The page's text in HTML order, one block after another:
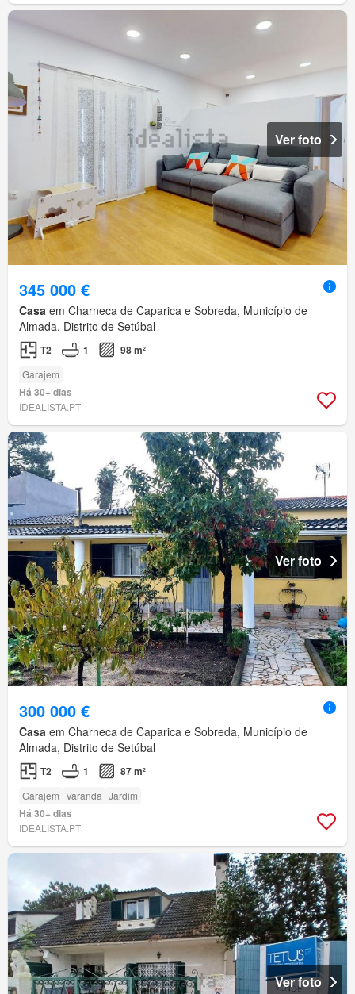
Ver foto
345 000 €
Casa em Charneca de Caparica e Sobreda, Município de
Almada, Distrito de Setúbal
T2 1 98 m²
Garajem
Há 30+ dias
IDEALISTA.PT
Ver foto
300 000 €
Casa em Charneca de Caparica e Sobreda, Município de
Almada, Distrito de Setúbal
T2 1 87 m²
Garajem Varanda Jardim
Há 30+ dias
IDEALISTA.PT
Ver foto